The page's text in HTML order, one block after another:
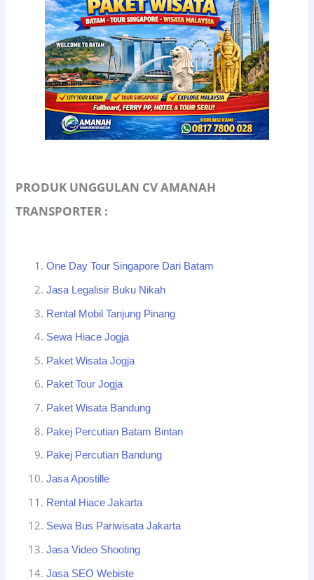
PRODUK UNGGULAN CV AMANAH
TRANSPORTER :
One Day Tour Singapore Dari Batam
Jasa Legalisir Buku Nikah
Rental Mobil Tanjung Pinang
Sewa Hiace Jogja
Paket Wisata Jogja
Paket Tour Jogja
Paket Wisata Bandung
Pakej Percutian Batam Bintan
Pakej Percutian Bandung
Jasa Apostille
Rental Hiace Jakarta
Sewa Bus Pariwisata Jakarta
Jasa Video Shooting
Jasa SEO Webiste